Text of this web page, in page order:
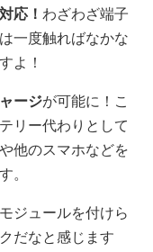
応！わざわざ端子
一度触ればなかな
よ！
ージが可能に！こ
リー代わりとして
他のスマホなどを
。
ジュールを付けら
だなと感じます